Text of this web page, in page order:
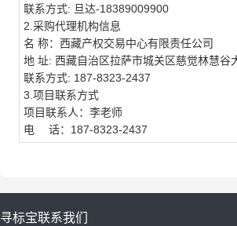
联系方式: 旦达-18389009900
2.采购代理机构信息
名 称： 西藏产权交易中心有限责任公司
地 址: 西藏自治区拉萨市城关区慈觉林慧
联系方式: 187-8323-2437
3.项目联系方式
项目联系人： 李老师
电 话： 187-8323-2437
寻标宝联系我们